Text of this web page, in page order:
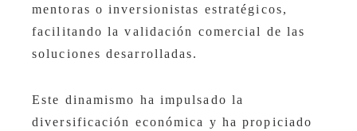
mentoras o inversionistas estratégicos,
facilitando la validación comercial de las
soluciones desarrolladas.
Este dinamismo ha impulsado la
diversificación económica y ha propiciado